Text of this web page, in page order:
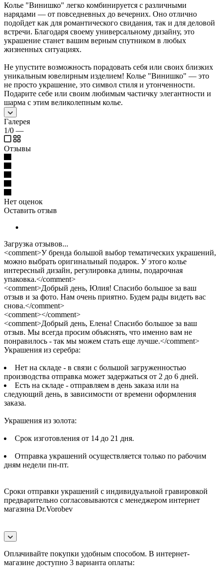
Колье "Винишко" легко комбинируется с различными
нарядами — от повседневных до вечерних. Оно отлично
подойдет как для романтического свидания, так и для деловой
встречи. Благодаря своему универсальному дизайну, это
украшение станет вашим верным спутником в любых
жизненных ситуациях.
Не упустите возможность порадовать себя или своих близких
уникальным ювелирным изделием! Колье "Винишко" — это
не просто украшение, это символ стиля и утонченности.
Подарите себе или своим любимым частичку элегантности и
шарма с этим великолепным колье.
Галерея
1/0 —
Отзывы
Нет оценок
Оставить отзыв
Загрузка отзывов...
<comment>У бренда большой выбор тематических украшений,
можно выбрать оригинальный подарок. У этого колье
интересный дизайн, регулировка длины, подарочная
упаковка.</comment>
<comment>Добрый день, Юлия! Спасибо большое за ваш
отзыв и за фото. Нам очень приятно. Будем рады видеть вас
снова.</comment>
<comment></comment>
<comment>Добрый день, Елена! Спасибо большое за ваш
отзыв. Мы всегда просим объяснять, что именно вам не
понравилось - так мы можем стать еще лучше.</comment>
Украшения из серебра:
Нет на складе - в связи с большой загруженностью
производства отправка может задержаться от 2 до 6 дней.
Есть на складе - отправляем в день заказа или на
следующий день, в зависимости от времени оформления
заказа.
Украшения из золота:
Срок изготовления от 14 до 21 дня.
Отправка украшений осуществляется только по рабочим
дням недели пн-пт.
Сроки отправки украшений с индивидуальной гравировкой
предварительно согласовываются с менеджером интернет
магазина Dr.Vorobev
Оплачивайте покупки удобным способом. В интернет-
магазине доступно 3 варианта оплаты: